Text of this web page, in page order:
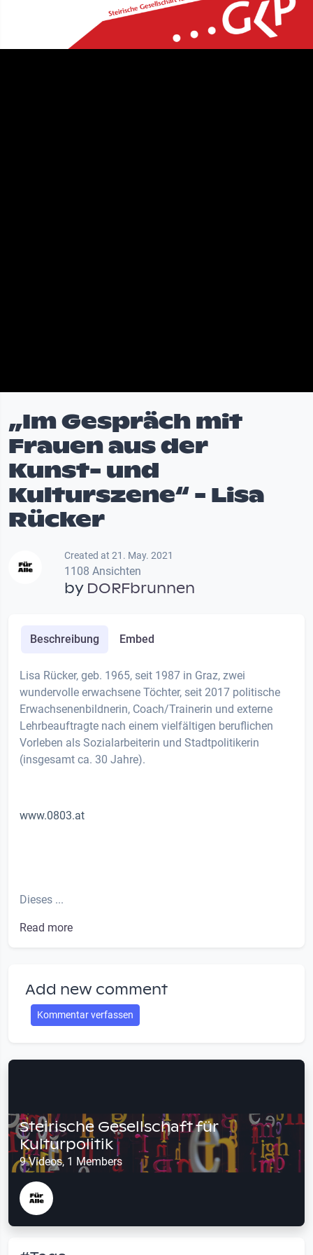
Video
„Im Gespräch mit
Frauen aus der
Kunst- und
Kulturszene“ - Lisa
Rücker
Created at 21. May. 2021
1108 Ansichten
by DORFbrunnen
Beschreibung Embed
Lisa Rücker, geb. 1965, seit 1987 in Graz, zwei
wundervolle erwachsene Töchter, seit 2017 politische
Erwachsenenbildnerin, Coach/Trainerin und externe
Lehrbeauftragte nach einem vielfältigen beruflichen
Vorleben als Sozialarbeiterin und Stadtpolitikerin
(insgesamt ca. 30 Jahre).
www.0803.at
Dieses ...
Read more
Add new comment
Kommentar verfassen
Steirische Gesellschaft für
Kulturpolitik
9 Videos, 1 Members